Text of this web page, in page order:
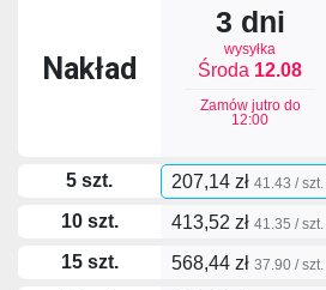
Nakład
3 dni
wysyłka
Środa 12.08
Zamów jutro do
12:00
5 szt. 207,14 zł 41.43 / szt.
10 szt. 413,52 zł 41.35 / szt.
15 szt. 568,44 zł 37.90 / szt.